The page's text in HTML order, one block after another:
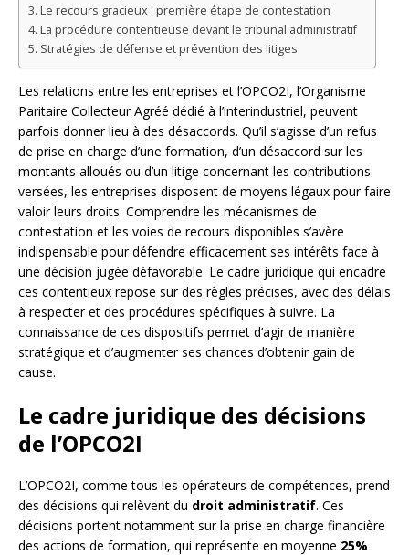
Le recours gracieux : première étape de contestation
La procédure contentieuse devant le tribunal administratif
Stratégies de défense et prévention des litiges
Les relations entre les entreprises et l’OPCO2I, l’Organisme
Paritaire Collecteur Agréé dédié à l’interindustriel, peuvent
parfois donner lieu à des désaccords. Qu’il s’agisse d’un refus
de prise en charge d’une formation, d’un désaccord sur les
montants alloués ou d’un litige concernant les contributions
versées, les entreprises disposent de moyens légaux pour faire
valoir leurs droits. Comprendre les mécanismes de
contestation et les voies de recours disponibles s’avère
indispensable pour défendre efficacement ses intérêts face à
une décision jugée défavorable. Le cadre juridique qui encadre
ces contentieux repose sur des règles précises, avec des délais
à respecter et des procédures spécifiques à suivre. La
connaissance de ces dispositifs permet d’agir de manière
stratégique et d’augmenter ses chances d’obtenir gain de
cause.
Le cadre juridique des décisions
de l’OPCO2I
L’OPCO2I, comme tous les opérateurs de compétences, prend
des décisions qui relèvent du droit administratif. Ces
décisions portent notamment sur la prise en charge financière
des actions de formation, qui représente en moyenne 25%